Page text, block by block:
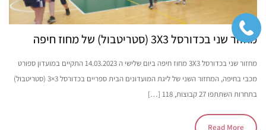
מחזור שני בכדורסל 3X3 (סטריטבול) של מחוז חיפה
מחזור שני בכדורסל 3X3 מחוז חיפה ביום שלישי ה 14.03.2023 התקיים במועדון ספורט
מכבי בחיפה, המחזור השני של ליגת המועדונים הבית ספריים בכדורסל 3×3 (סטריטבול)
בתחרות השתתפו 27 קבוצות, 118 […]
Read More